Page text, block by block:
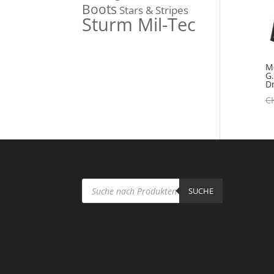
Boots Stars & Stripes
Sturm Mil-Tec
Products
search SUCHE